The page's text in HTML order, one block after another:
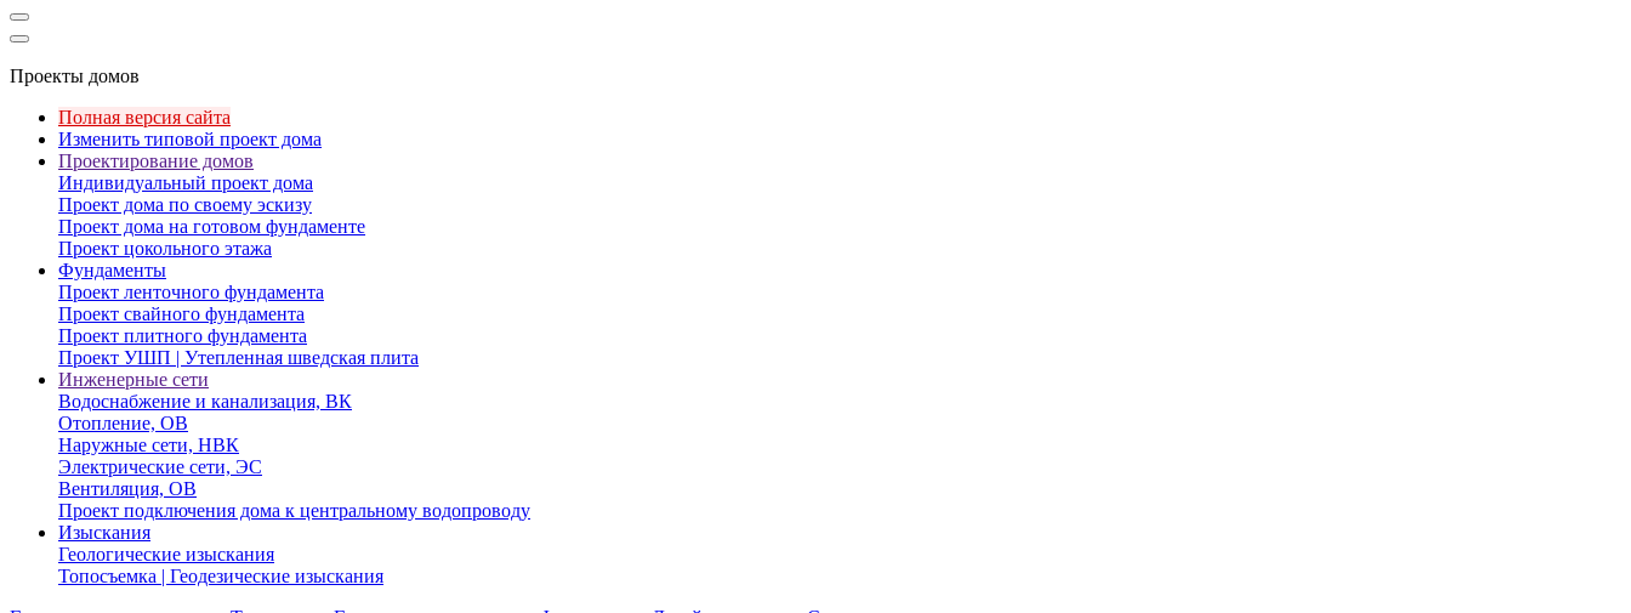
Проекты домов
Полная версия сайта
Изменить типовой проект дома
Проектирование домов
Индивидуальный проект дома
Проект дома по своему эскизу
Проект дома на готовом фундаменте
Проект цокольного этажа
Фундаменты
Проект ленточного фундамента
Проект свайного фундамента
Проект плитного фундамента
Проект УШП | Утепленная шведская плита
Инженерные сети
Водоснабжение и канализация, ВК
Отопление, ОВ
Наружные сети, НВК
Электрические сети, ЭС
Вентиляция, ОВ
Проект подключения дома к центральному водопроводу
Изыскания
Геологические изыскания
Топосъемка | Геодезические изыскания